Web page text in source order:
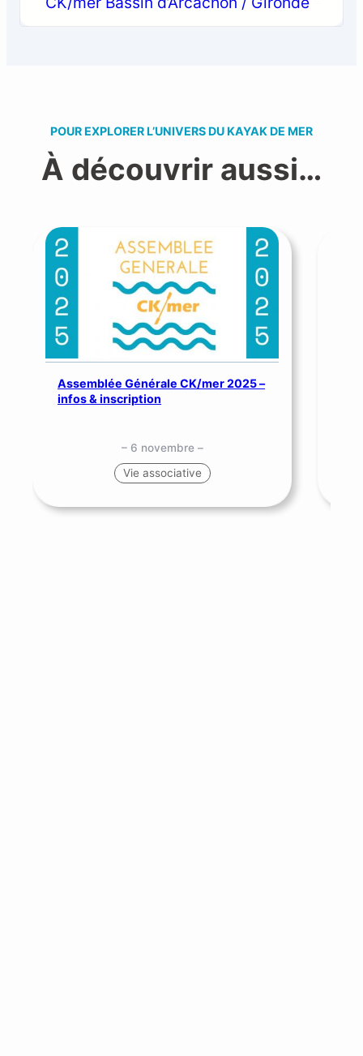
POUR EXPLORER L’UNIVERS DU KAYAK DE MER
À découvrir aussi…
Assemblée Générale CK/mer 2025 –
infos & inscription
– 6 novembre –
Vie associative